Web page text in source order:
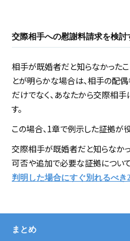
交際相手への慰謝料請求を検討
相手が既婚者だと知らなかった
とが明らかな場合は、相手の配
だけでなく、あなたから交際相
す。
この場合、1章で例示した証拠が役
交際相手が既婚者だと知らなか
可否や追加で必要な証拠について
判明した場合にすぐ別れるべき
まとめ